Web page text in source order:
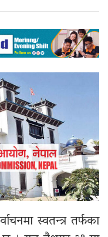
स्वतन्त्र तर्फका